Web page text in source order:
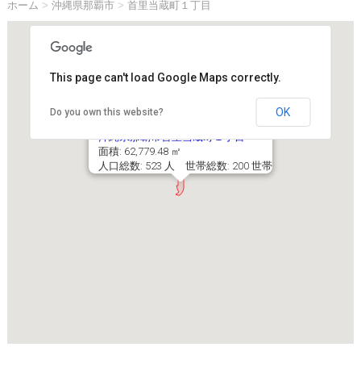
ホーム > 沖縄県那覇市> 首里当蔵町１丁目
沖縄県那覇市首里当蔵町１丁目
面積: 62,779.48 ㎡
人口総数: 523 人 世帯総数: 200 世帯
This page can't load Google Maps correctly.
Do you own this website? OK